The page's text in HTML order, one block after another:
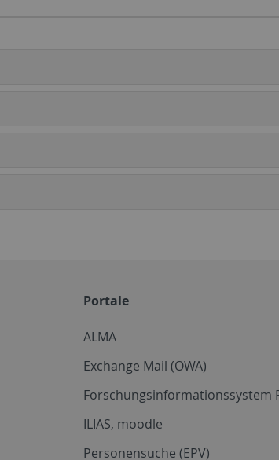
Portale
ALMA
Exchange Mail (OWA)
Forschungsinformationssystem
ILIAS, moodle
Personensuche (EPV)